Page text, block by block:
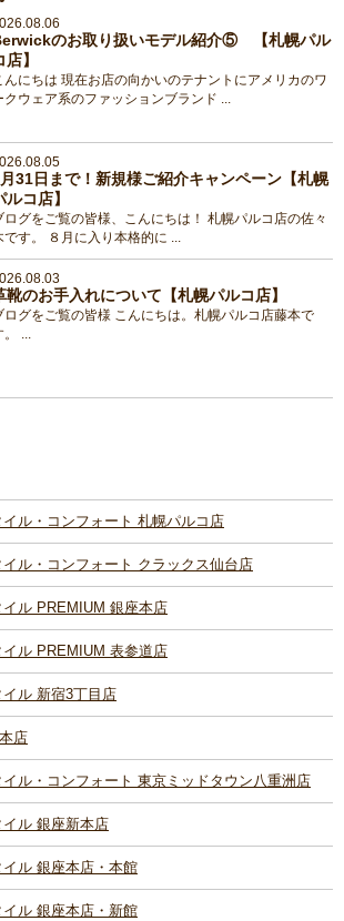
のお取り扱いモデル紹介⑤ 【札幌パル
店】
んにちは 現在お店の向かいのテナントにアメリカのワ
クウェア系のファッションブランド ...
31日まで！新規様ご紹介キャンペーン【札幌
ルコ店】
ログをご覧の皆様、こんにちは！ 札幌パルコ店の佐々
です。 ８月に入り本格的に ...
靴のお手入れについて【札幌パルコ店】
ログをご覧の皆様 こんにちは。札幌パルコ店藤本で
。 ...
ル・コンフォート 札幌パルコ店
ル・コンフォート クラックス仙台店
ル PREMIUM 銀座本店
ル PREMIUM 表参道店
ル 新宿3丁目店
店
ル・コンフォート 東京ミッドタウン八重洲店
ル 銀座新本店
ル 銀座本店・本館
ル 銀座本店・新館